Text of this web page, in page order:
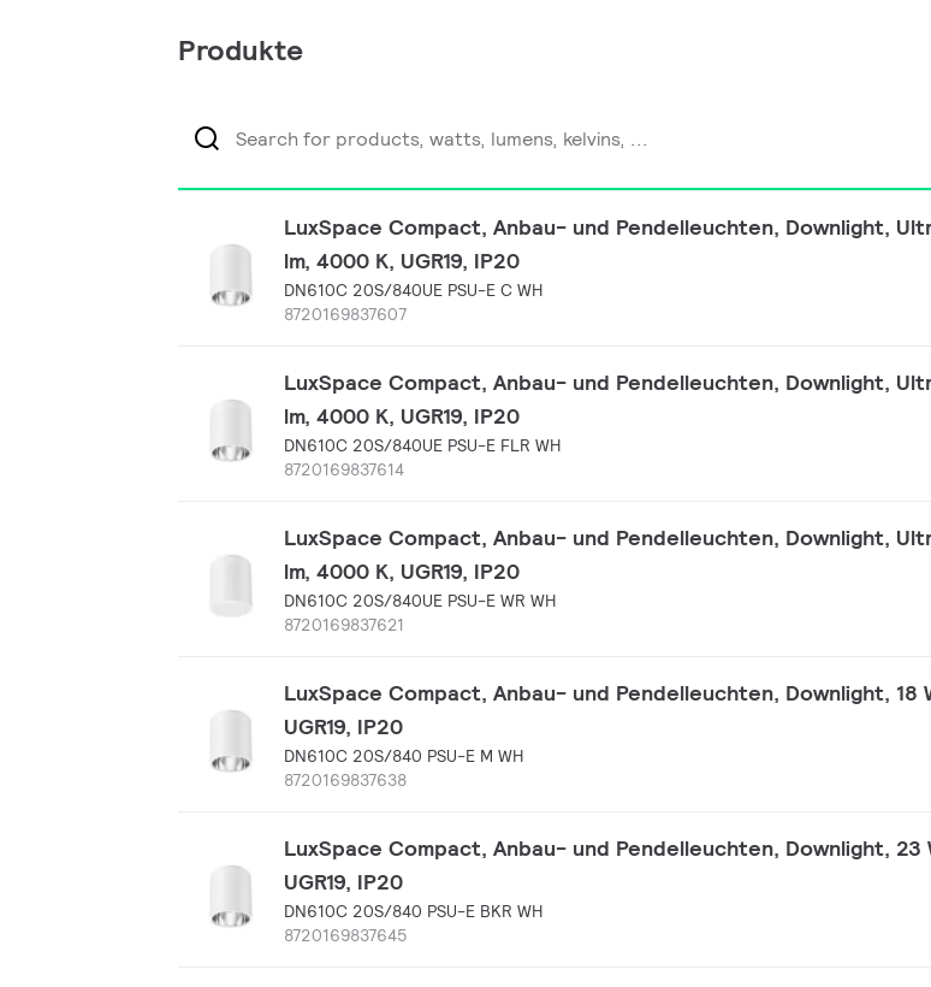
Produkte
LuxSpace Compact, Anbau- und Pendelleuchten, Downlight,
lm, 4000 K, UGR19, IP20
DN610C 20S/840UE PSU-E C WH
8720169837607
LuxSpace Compact, Anbau- und Pendelleuchten, Downlight,
lm, 4000 K, UGR19, IP20
DN610C 20S/840UE PSU-E FLR WH
8720169837614
LuxSpace Compact, Anbau- und Pendelleuchten, Downlight,
lm, 4000 K, UGR19, IP20
DN610C 20S/840UE PSU-E WR WH
8720169837621
LuxSpace Compact, Anbau- und Pendelleuchten, Downlight, 18
UGR19, IP20
DN610C 20S/840 PSU-E M WH
8720169837638
LuxSpace Compact, Anbau- und Pendelleuchten, Downlight, 23
UGR19, IP20
DN610C 20S/840 PSU-E BKR WH
8720169837645